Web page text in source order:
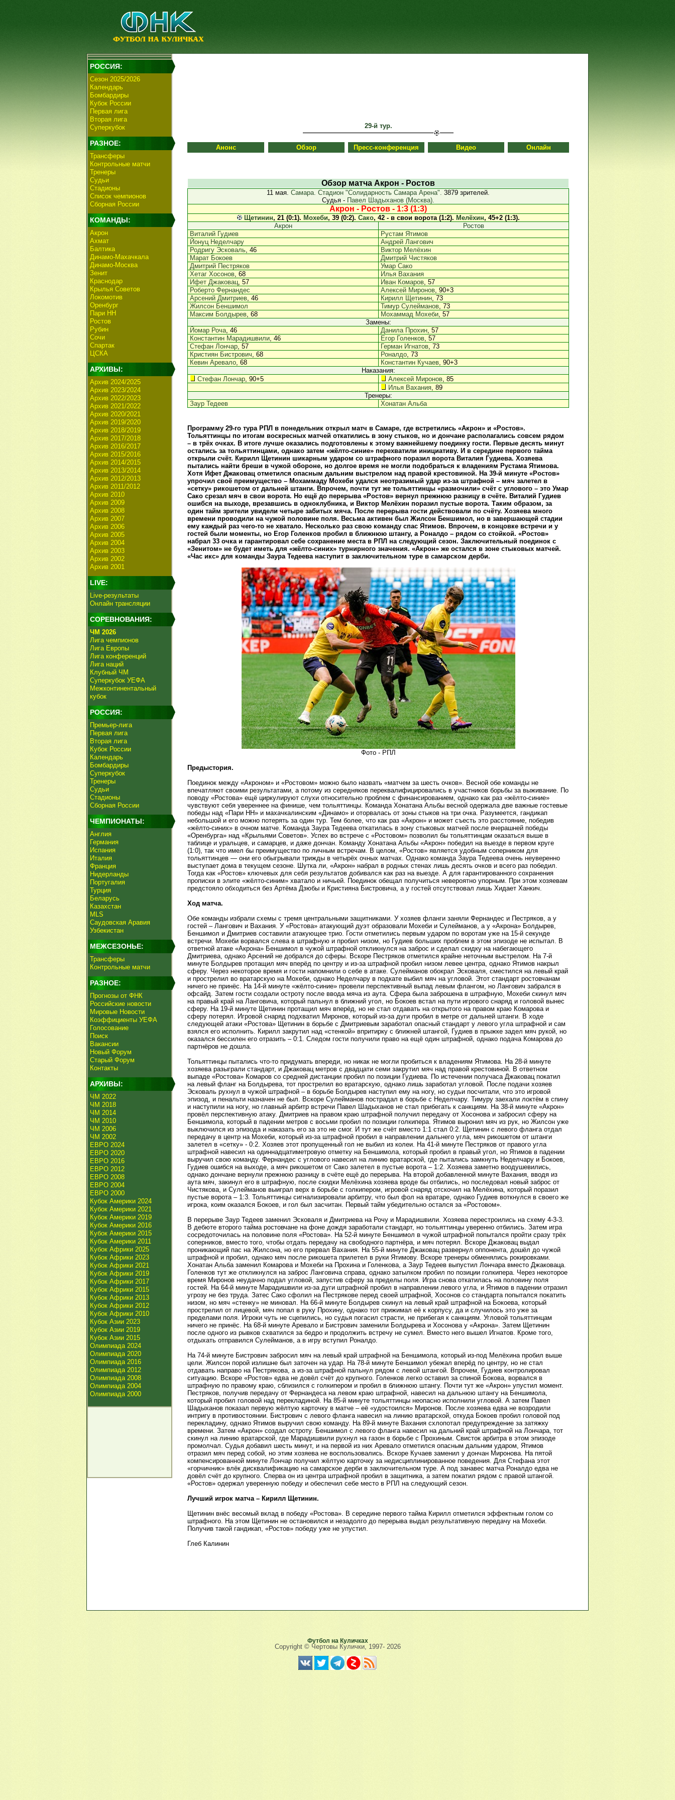
РОССИЯ:
Сезон 2025/2026
Календарь
Бомбардиры
Кубок России
Первая лига
Вторая лига
Суперкубок
РАЗНОЕ:
Трансферы
Контрольные матчи
Тренеры
Судьи
Стадионы
Список чемпионов
Сборная России
КОМАНДЫ:
Акрон
Ахмат
Балтика
Динамо-Махачкала
Динамо-Москва
Зенит
Краснодар
Крылья Советов
Локомотив
Оренбург
Пари НН
Ростов
Рубин
Сочи
Спартак
ЦСКА
АРХИВЫ:
Архив 2024/2025
Архив 2023/2024
Архив 2022/2023
Архив 2021/2022
Архив 2020/2021
Архив 2019/2020
Архив 2018/2019
Архив 2017/2018
Архив 2016/2017
Архив 2015/2016
Архив 2014/2015
Архив 2013/2014
Архив 2012/2013
Архив 2011/2012
Архив 2010
Архив 2009
Архив 2008
Архив 2007
Архив 2006
Архив 2005
Архив 2004
Архив 2003
Архив 2002
Архив 2001
LIVE:
Live-результаты
Онлайн трансляции
СОРЕВНОВАНИЯ:
ЧМ 2026
Лига чемпионов
Лига Европы
Лига конференций
Лига наций
Клубный ЧМ
Суперкубок УЕФА
Межконтинентальный
кубок
РОССИЯ:
Премьер-лига
Первая лига
Вторая лига
Кубок России
Календарь
Бомбардиры
Суперкубок
Тренеры
Судьи
Стадионы
Сборная России
ЧЕМПИОНАТЫ:
Англия
Германия
Испания
Италия
Франция
Нидерланды
Португалия
Турция
Беларусь
Казахстан
MLS
Саудовская Аравия
Узбекистан
МЕЖСЕЗОНЬЕ:
Трансферы
Контрольные матчи
РАЗНОЕ:
Прогнозы от ФНК
Российские новости
Мировые Новости
Коэффициенты УЕФА
Голосование
Поиск
Вакансии
Новый Форум
Старый Форум
Контакты
АРХИВЫ:
ЧМ 2022
ЧМ 2018
ЧМ 2014
ЧМ 2010
ЧМ 2006
ЧМ 2002
ЕВРО 2024
ЕВРО 2020
ЕВРО 2016
ЕВРО 2012
ЕВРО 2008
ЕВРО 2004
ЕВРО 2000
Кубок Америки 2024
Кубок Америки 2021
Кубок Америки 2019
Кубок Америки 2016
Кубок Америки 2015
Кубок Америки 2011
Кубок Африки 2025
Кубок Африки 2023
Кубок Африки 2021
Кубок Африки 2019
Кубок Африки 2017
Кубок Африки 2015
Кубок Африки 2013
Кубок Африки 2012
Кубок Африки 2010
Кубок Азии 2023
Кубок Азии 2019
Кубок Азии 2015
Олимпиада 2024
Олимпиада 2020
Олимпиада 2016
Олимпиада 2012
Олимпиада 2008
Олимпиада 2004
Олимпиада 2000
29-й тур.
Анонс Обзор Пресс-конференция Видео Онлайн
Обзор матча Акрон - Ростов
11 мая. Самара. Стадион "Солидарность Самара Арена". 3879 зрителей.
Судья - Павел Шадыханов (Москва).
Акрон - Ростов - 1:3 (1:3)
Щетинин, 21 (0:1). Мохеби, 39 (0:2). Сако, 42 - в свои ворота (1:2). Мелёхин, 45+2 (1:3).
Акрон
Ростов
Виталий Гудиев
Рустам Ятимов
Йонуц Неделчару
Андрей Лангович
Родригу Эсковаль, 46
Виктор Мелёхин
Марат Бокоев
Дмитрий Чистяков
Дмитрий Пестряков
Умар Сако
Хетаг Хосонов, 68
Илья Вахания
Ифет Джаковац, 57 Иван Комаров, 57
Роберто Фернандес
Алексей Миронов, 90+3
Арсений Дмитриев, 46 Кирилл Щетинин, 73
Жилсон Беншимол
Тимур Сулейманов, 73
Максим Болдырев, 68 Мохаммад Мохеби, 57
Замены:
Йомар Роча, 46 Данила Прохин, 57
Константин Марадишвили, 46 Егор Голенков, 57
Стефан Лончар, 57 Герман Игнатов, 73
Кристиян Бистрович, 68 Роналдо, 73
Кевин Аревало, 68 Константин Кучаев, 90+3
Наказания:
Стефан Лончар, 90+5 Алексей Миронов, 85
Илья Вахания, 89
Тренеры:
Заур Тедеев
Хонатан Альба
Программу 29-го тура РПЛ в понедельник открыл матч в Самаре, где встретились «Акрон» и «Ростов».
Тольяттинцы по итогам воскресных матчей откатились в зону стыков, но и дончане располагались совсем рядом
– в трёх очках. В итоге лучше оказались подготовлены к этому важнейшему поединку гости. Первые десять минут
остались за тольяттинцами, однако затем «жёлто-синие» перехватили инициативу. И в середине первого тайма
открыли счёт. Кирилл Щетинин шикарным ударом со штрафного поразил ворота Виталия Гудиева. Хозяева
пытались найти бреши в чужой обороне, но долгое время не могли подобраться к владениям Рустама Ятимова.
Хотя Ифет Джаковац отметился опасным дальним выстрелом над правой крестовиной. На 39-й минуте «Ростов»
упрочил своё преимущество – Мохаммаду Мохеби удался неотразимый удар из-за штрафной – мяч залетел в
«сетку» рикошетом от дальней штанги. Впрочем, почти тут же тольяттинцы «размочили» счёт с углового – это Умар
Сако срезал мяч в свои ворота. Но ещё до перерыва «Ростов» вернул прежнюю разницу в счёте. Виталий Гудиев
ошибся на выходе, врезавшись в одноклубника, и Виктор Мелёхин поразил пустые ворота. Таким образом, за
один тайм зрители увидели четыре забитых мяча. После перерыва гости действовали по счёту. Хозяева много
времени проводили на чужой половине поля. Весьма активен был Жилсон Беншимол, но в завершающей стадии
ему каждый раз чего-то не хватало. Несколько раз свою команду спас Ятимов. Впрочем, в концовке встречи и у
гостей были моменты, но Егор Голенков пробил в ближнюю штангу, а Роналдо – рядом со стойкой. «Ростов»
набрал 33 очка и гарантировал себе сохранение места в РПЛ на следующий сезон. Заключительный поединок с
«Зенитом» не будет иметь для «жёлто-синих» турнирного значения. «Акрон» же остался в зоне стыковых матчей.
«Час икс» для команды Заура Тедеева наступит в заключительном туре в самарском дерби.
Фото - РПЛ
Предыстория.
Поединок между «Акроном» и «Ростовом» можно было назвать «матчем за шесть очков». Весной обе команды не
впечатляют своими результатами, а потому из середняков переквалифицировались в участников борьбы за выживание. По
поводу «Ростова» ещё циркулируют слухи относительно проблем с финансированием, однако как раз «жёлто-синие»
чувствуют себя увереннее на финише, чем тольяттинцы. Команда Хонатана Альбы весной одержала две важные гостевые
победы над «Пари НН» и махачкалинским «Динамо» и оторвалась от зоны стыков на три очка. Разумеется, гандикап
небольшой и его можно потерять за один тур. Тем более, что как раз «Акрон» и может съесть это расстояние, победив
«жёлто-синих» в очном матче. Команда Заура Тедеева откатилась в зону стыковых матчей после вчерашней победы
«Оренбурга» над «Крыльями Советов». Успех во встрече с «Ростовом» позволил бы тольяттинцам оказаться выше в
таблице и уральцев, и самарцев, и даже дончан. Команду Хонатана Альбы «Акрон» победил на выезде в первом круге
(1:0), так что имел бы преимущество по личным встречам. В целом, «Ростов» является удобным соперником для
тольяттинцев — они его обыгрывали трижды в четырёх очных матчах. Однако команда Заура Тедеева очень неуверенно
выступает дома в текущем сезоне. Шутка ли, «Акрон» набрал в родных стенах лишь десять очков и всего раз победил.
Тогда как «Ростов» ключевых для себя результатов добивался как раз на выезде. А для гарантированного сохранения
прописки в элите «жёлто-синим» хватало и ничьей. Поединок обещал получиться невероятно упорным. При этом хозяевам
предстояло обходиться без Артёма Дзюбы и Кристияна Бистровича, а у гостей отсутствовал лишь Хидает Ханкич.
Ход матча.
Обе команды избрали схемы с тремя центральными защитниками. У хозяев фланги заняли Фернандес и Пестряков, а у
гостей – Лангович и Вахания. У «Ростова» атакующий дуэт образовали Мохеби и Сулейманов, а у «Акрона» Болдырев,
Беншимол и Дмитриев составили атакующее трио. Гости отметились первым ударом по воротам уже на 15-й секунде
встречи. Мохеби ворвался слева в штрафную и пробил низом, но Гудиев больших проблем в этом эпизоде не испытал. В
ответной атаке «Акрона» Беншимол в чужой штрафной откликнулся на заброс и сделал скидку на набегающего
Дмитриева, однако Арсений не добрался до сферы. Вскоре Пестряков отметился крайне неточным выстрелом. На 7-й
минуте Болдырев протащил мяч вперёд по центру и из-за штрафной пробил низом левее центра, однако Ятимов накрыл
сферу. Через некоторое время и гости напомнили о себе в атаке. Сулейманов обокрал Эсковаля, сместился на левый край
и прострелил во вратарскую на Мохеби, однако Неделчару в подкате выбил мяч на угловой. Этот стандарт ростовчанам
ничего не принёс. На 14-й минуте «жёлто-синие» провели перспективный выпад левым флангом, но Лангович забрался в
офсайд. Затем гости создали остроту после ввода мяча из аута. Сфера была заброшена в штрафную, Мохеби скинул мяч
на правый край на Ланговича, который пальнул в ближний угол, но Бокоев встал на пути игрового снаряд и головой вынес
сферу. На 19-й минуте Щетинин протащил мяч вперёд, но не стал отдавать на открытого на правом краю Комарова и
сферу потерял. Игровой снаряд подхватил Миронов, который из-за дуги пробил в метре от дальней штанги. В ходе
следующей атаки «Ростова» Щетинин в борьбе с Дмитриевым заработал опасный стандарт у левого угла штрафной и сам
взялся его исполнить. Кирилл закрутил над «стенкой» впритирку с ближней штангой, Гудиев в прыжке задел мяч рукой, но
оказался бессилен его отразить – 0:1. Следом гости получили право на ещё один штрафной, однако подача Комарова до
партнёров не дошла.
Тольяттинцы пытались что-то придумать впереди, но никак не могли пробиться к владениям Ятимова. На 28-й минуте
хозяева разыграли стандарт, и Джаковац метров с двадцати семи закрутил мяч над правой крестовиной. В ответном
выпаде «Ростова» Комаров со средней дистанции пробил по позиции Гудиева. По истечении получаса Джаковац покатил
на левый фланг на Болдырева, тот прострелил во вратарскую, однако лишь заработал угловой. После подачи хозяев
Эсковаль рухнул в чужой штрафной – в борьбе Болдырев наступил ему на ногу, но судьи посчитали, что это игровой
эпизод, и пенальти назначен не был. Вскоре Сулейманов пострадал в борьбе с Неделчару. Тимуру заехали локтём в спину
и наступили на ногу, но главный арбитр встречи Павел Шадыханов не стал прибегать к санкциям. На 38-й минуте «Акрон»
провёл перспективную атаку. Дмитриев на правом краю штрафной получил передачу от Хосонова и забросил сферу на
Беншимола, который в падении метров с восьми пробил по позиции голкипера. Ятимов выронил мяч из рук, но Жилсон уже
выключился из эпизода и наказать его за это не смог. И тут же счёт вместо 1:1 стал 0:2. Щетинин с левого фланга отдал
передачу в центр на Мохеби, который из-за штрафной пробил в направлении дальнего угла, мяч рикошетом от штанги
залетел в «сетку» - 0:2. Хозяев этот пропущенный гол не выбил из колеи. На 41-й минуте Пестряков от правого угла
штрафной навесил на одиннадцатиметровую отметку на Беншимола, который пробил в правый угол, но Ятимов в падении
выручил свою команду. Фернандес с углового навесил на линию вратарской, где пытались замкнуть Неделчару и Бокоев,
Гудиев ошибся на выходе, а мяч рикошетом от Сако залетел в пустые ворота – 1:2. Хозяева заметно воодушевились,
однако дончане вернули прежнюю разницу в счёте ещё до перерыва. На второй добавленной минуте Вахания, вводя из
аута мяч, закинул его в штрафную, после скидки Мелёхина хозяева вроде бы отбились, но последовал новый заброс от
Чистякова, и Сулейманов выиграл верх в борьбе с голкипером, игровой снаряд отскочил на Мелёхина, который поразил
пустые ворота – 1:3. Тольяттинцы сигнализировали арбитру, что был фол на вратаре, однако Гудиев воткнулся в своего же
игрока, коим оказался Бокоев, и гол был засчитан. Первый тайм убедительно остался за «Ростовом».
В перерыве Заур Тедеев заменил Эсковаля и Дмитриева на Рочу и Марадишвили. Хозяева перестроились на схему 4-3-3.
В дебюте второго тайма ростовчане на фоне дождя заработали стандарт, но тольяттинцы уверенно отбились. Затем игра
сосредоточилась на половине поля «Ростова». На 52-й минуте Беншимол в чужой штрафной попытался пройти сразу трёх
соперников, вместо того, чтобы отдать передачу на свободного партнёра, и мяч потерял. Вскоре Джаковац выдал
проникающий пас на Жилсона, но его прервал Вахания. На 55-й минуте Джаковац развернул оппонента, дошёл до чужой
штрафной и пробил, однако мяч после рикошета прилетел в руки Ятимову. Вскоре тренеры обменялись рокировками.
Хонатан Альба заменил Комарова и Мохеби на Прохина и Голенкова, а Заур Тедеев выпустил Лончара вместо Джаковаца.
Голенков тут же откликнулся на заброс Ланговича справа, однако затылком пробил по позиции голкипера. Через некоторое
время Миронов неудачно подал угловой, запустив сферу за пределы поля. Игра снова откатилась на половину поля
гостей. На 64-й минуте Марадишвили из-за дуги штрафной пробил в направлении левого угла, и Ятимов в падении отразил
угрозу не без труда. Затес Сако сфолил на Пестрякове перед своей штрафной, Хосонов со стандарта попытался покатить
низом, но мяч «стенку» не миновал. На 66-й минуте Болдырев скинул на левый край штрафной на Бокоева, который
прострелил от лицевой, мяч попал в руку Прохину, однако тот прижимал её к корпусу, да и случилось это уже за
пределами поля. Игроки чуть не сцепились, но судья погасил страсти, не прибегая к санкциям. Угловой тольяттинцам
ничего не принёс. На 68-й минуте Аревало и Бистрович заменили Болдырева и Хосонова у «Акрона». Затем Щетинин
после одного из рывков схватился за бедро и продолжить встречу не сумел. Вместо него вышел Игнатов. Кроме того,
отдыхать отправился Сулейманов, а в игру вступил Роналдо.
На 74-й минуте Бистрович забросил мяч на левый край штрафной на Беншимола, который из-под Мелёхина пробил выше
цели. Жилсон порой излишне был заточен на удар. На 78-й минуте Беншимол убежал вперёд по центру, но не стал
отдавать направо на Пестрякова, а из-за штрафной пальнул рядом с левой штангой. Впрочем, Гудиев контролировал
ситуацию. Вскоре «Ростов» едва не довёл счёт до крупного. Голенков легко оставил за спиной Бокова, ворвался в
штрафную по правому краю, сблизился с голкипером и пробил в ближнюю штангу. Почти тут же «Акрон» упустил момент.
Пестряков, получив передачу от Фернандеса на левом краю штрафной, навесил на дальнюю штангу на Беншимола,
который пробил головой над перекладиной. На 85-й минуте тольяттинцы неопасно исполнили угловой. А затем Павел
Шадыханов показал первую жёлтую карточку в матче – её «удостоился» Миронов. После хозяева едва не возродили
интригу в противостоянии. Бистрович с левого фланга навесил на линию вратарской, откуда Бокоев пробил головой под
перекладину, однако Ятимов выручил свою команду. На 89-й минуте Вахания схлопотал предупреждение за затяжку
времени. Затем «Акрон» создал остроту. Беншимол с левого фланга навесил на дальний край штрафной на Лончара, тот
скинул на линию вратарской, где Марадишвили рухнул на газон в борьбе с Прохиным. Свисток арбитра в этом эпизоде
промолчал. Судья добавил шесть минут, и на первой из них Аревало отметился опасным дальним ударом, Ятимов
отразил мяч перед собой, но этим хозяева не воспользовались. Вскоре Кучаев заменил у дончан Миронова. На пятой
компенсированной минуте Лончар получил жёлтую карточку за недисциплинированное поведения. Для Стефана этот
«горчичник» влёк дисквалификацию на самарское дерби в заключительном туре. А под занавес матча Роналдо едва не
довёл счёт до крупного. Сперва он из центра штрафной пробил в защитника, а затем покатил рядом с правой штангой.
«Ростов» одержал уверенную победу и обеспечил себе место в РПЛ на следующий сезон.
Лучший игрок матча – Кирилл Щетинин.
Щетинин внёс весомый вклад в победу «Ростова». В середине первого тайма Кирилл отметился эффектным голом со
штрафного. На этом Щетинин не остановился и незадолго до перерыва выдал результативную передачу на Мохеби.
Получив такой гандикап, «Ростов» победу уже не упустил.
Глеб Калинин
Футбол на Куличках
Copyright © Чертовы Кулички, 1997- 2026